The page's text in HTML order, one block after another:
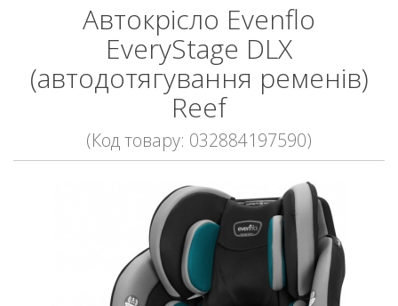
Автокрісло Evenflo
EveryStage DLX
(автодотягування ременів)
Reef
(Код товару: 032884197590)